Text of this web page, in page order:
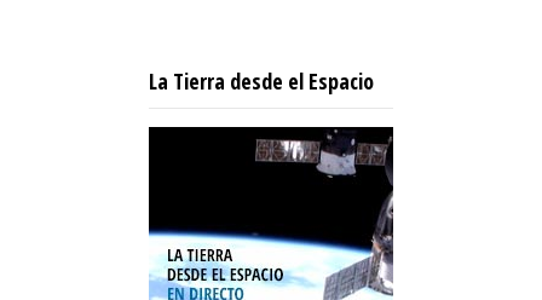
La Tierra desde el Espacio